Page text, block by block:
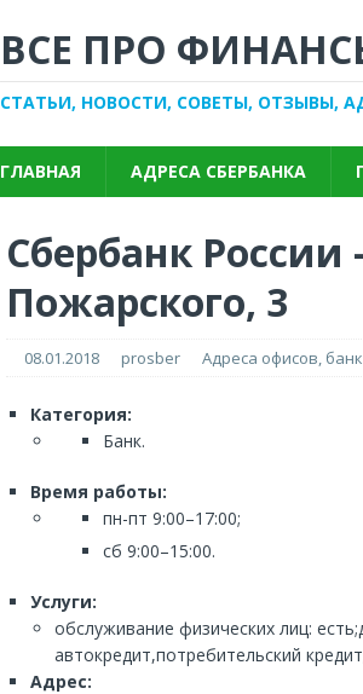
ВСЕ ПРО
СТАТЬИ, НОВОСТИ, СОВЕТЫ, ОТЗЫВЫ,
ГЛАВНАЯ АДРЕСА СБЕРБАНКА
Сбербанк
Пожарского, 3
08.01.2018 prosber Адреса офисов,
Категория:
Банк.
Время работы:
пн-пт 9:00–17:00;
сб 9:00–15:00.
Услуги:
обслуживание физических лиц:
автокредит,потребительский
Адрес: